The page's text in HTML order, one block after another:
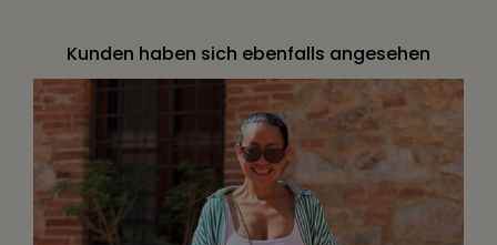
Kunden haben sich ebenfalls angesehen